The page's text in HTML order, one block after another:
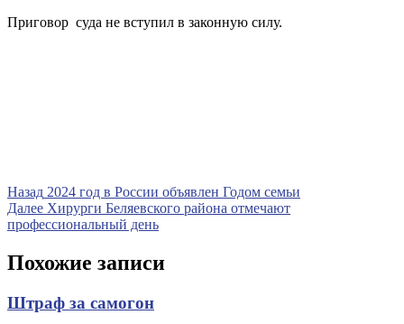
Приговор суда не вступил в законную силу.
Навигация
по
Назад Предыдущая
запись
2024 год в России объявлен Годом семьи
Далее Следующая
запись
Хирурги Беляевского района отмечают
профессиональный день
Похожие записи
Штраф за самогон